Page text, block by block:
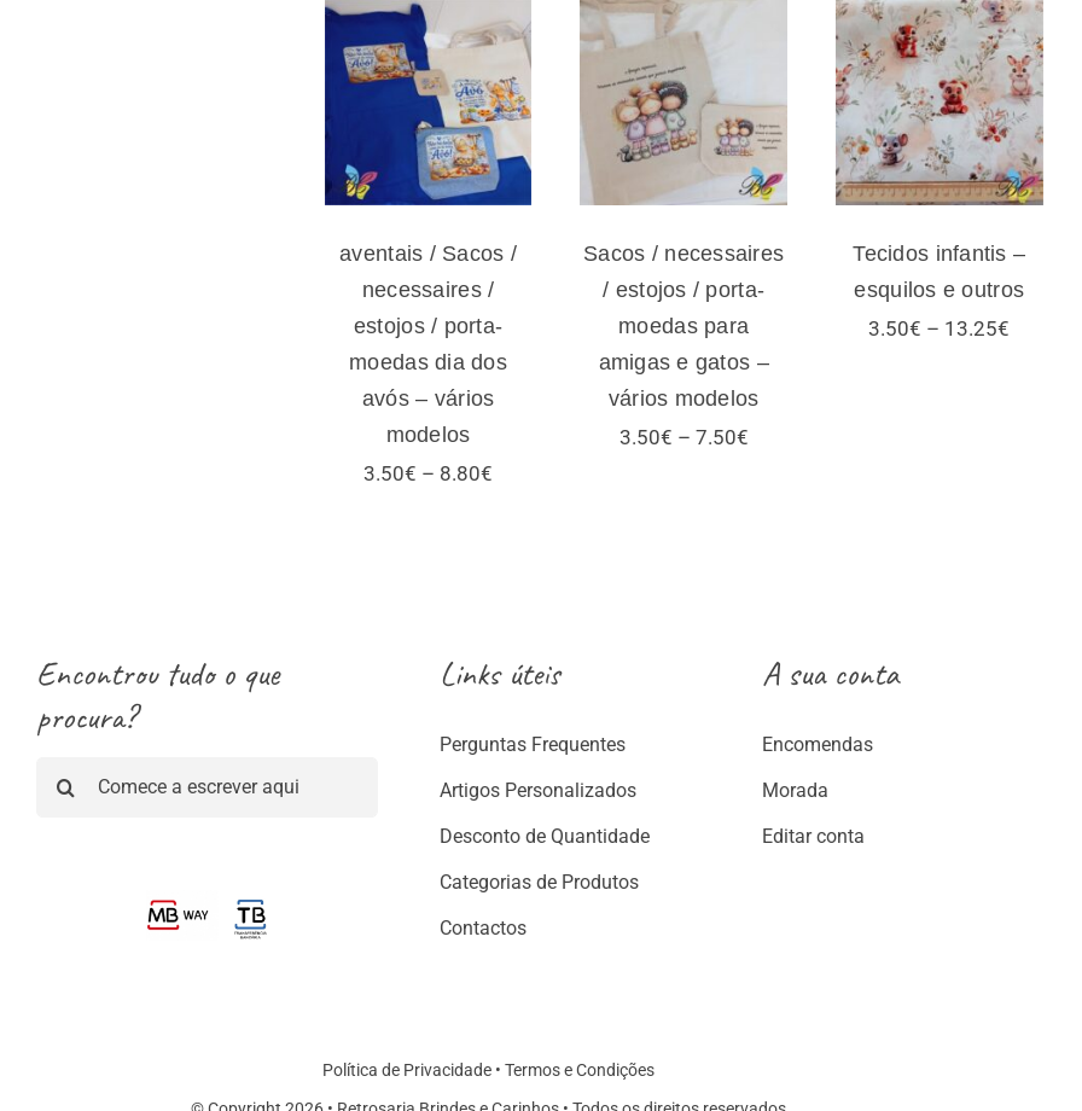
aventais / Sacos
/ necessaires /
estojos / porta-
moedas dia dos
avós – vários
modelos
aventais / Sacos /
necessaires /
estojos / porta-
moedas dia dos
avós – vários
modelos
3.50€ – 8.80€
Sacos /
necessaires /
estojos / porta-
moedas para
amigas e gatos –
vários modelos
Sacos / necessaires
/ estojos / porta-
moedas para
amigas e gatos –
vários modelos
3.50€ – 7.50€Price
Tecidos infantis
– esquilos e
outros
Tecidos infantis –
esquilos e outros
3.50€ – 13.25€
Encontrou tudo o que
procura?
Links úteis
Perguntas Frequentes
Artigos Personalizados
Desconto de Quantidade
Categorias de Produtos
Contactos
A sua conta
Encomendas
Morada
Editar conta
Política de Privacidade •Termos e Condições